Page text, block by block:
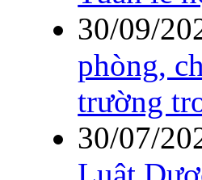
30/09/
phòng,
trường
30/07/